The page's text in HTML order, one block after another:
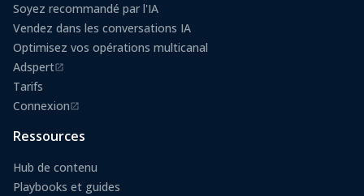
Soyez recommandé par l'IA
Vendez dans les conversations IA
Optimisez vos opérations multicanal
Adspert
(s'ouvre dans un nouvel onglet)
Tarifs
Connexion
(s'ouvre dans un nouvel onglet)
Ressources
Hub de contenu
Playbooks et guides